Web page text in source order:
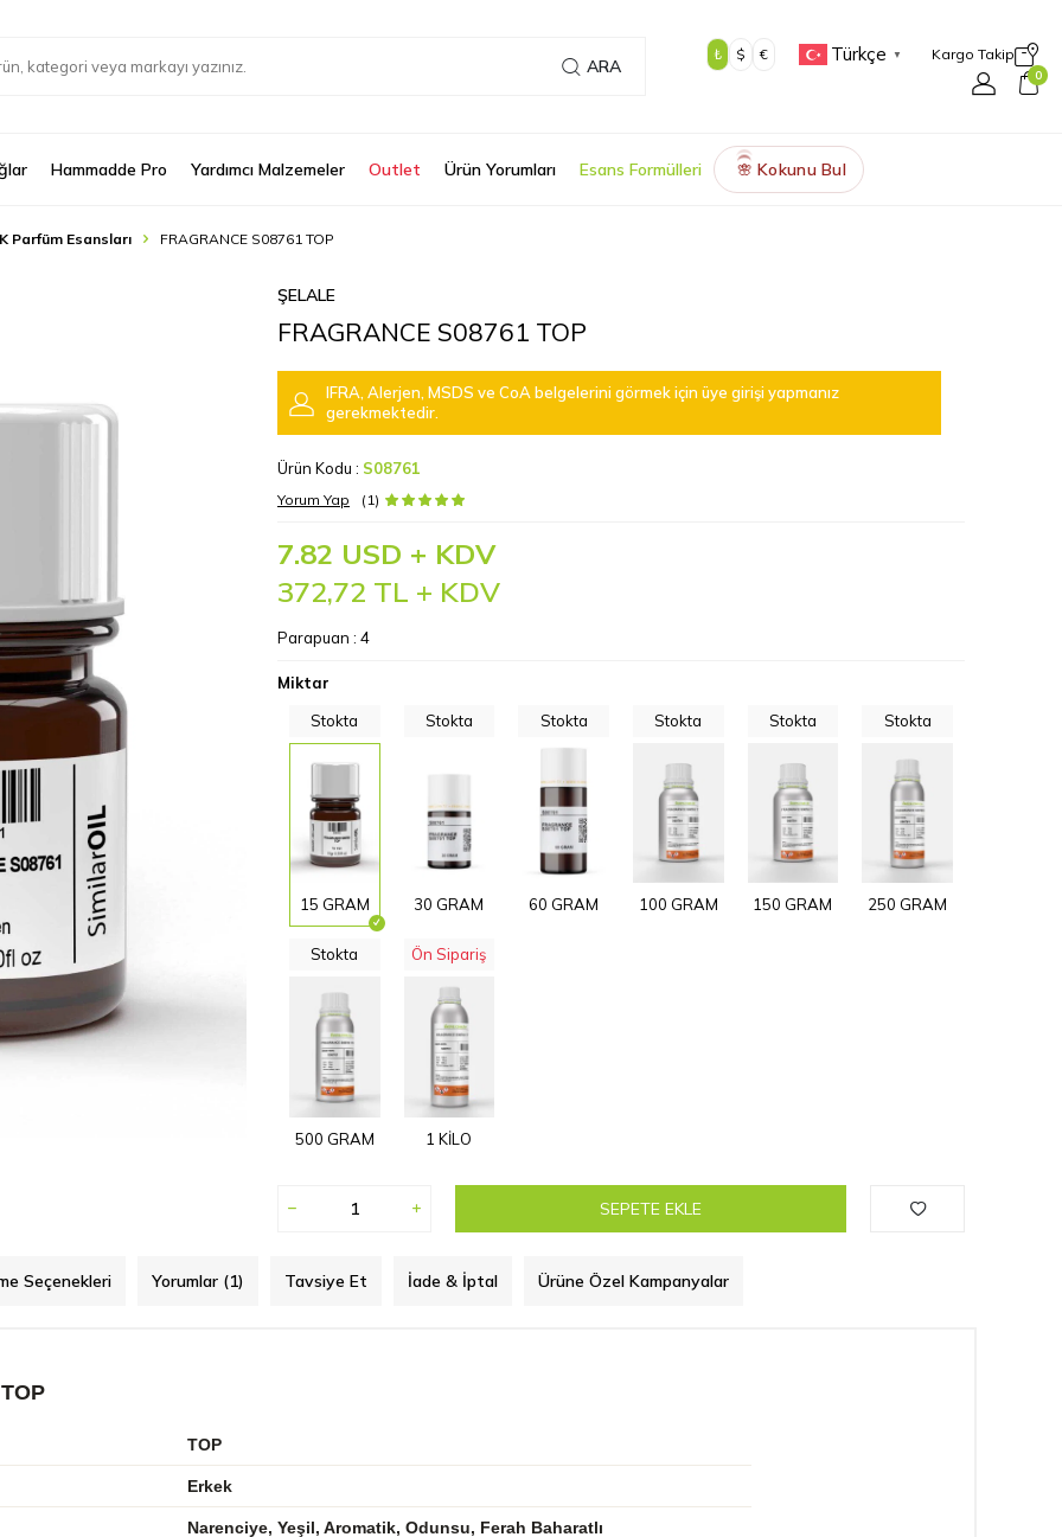
ARA
₺ $ € Türkçe ▼ Kargo Takip
0
Hammadde Pro Yardımcı Malzemeler Outlet Ürün Yorumları Esans Formülleri 🌸 Kokunu Bul
Parfüm Esansları FRAGRANCE S08761 TOP
ŞELALE
FRAGRANCE S08761 TOP
IFRA, Alerjen, MSDS ve CoA belgelerini görmek için üye girişi yapmanız
gerekmektedir.
Ürün Kodu : S08761
Yorum Yap (1)
7.82 USD + KDV
372,72 TL + KDV
Parapuan : 4
Miktar
Stokta
15 GRAM
Stokta
30 GRAM
Stokta
60 GRAM
Stokta
100 GRAM
Stokta
150 GRAM
Stokta
250 GRAM
Stokta
500 GRAM
Ön Sipariş
1 KİLO
SEPETE EKLE
Seçenekleri Yorumlar (1) Tavsiye Et İade & İptal Ürüne Özel Kampanyalar
TOP
Erkek
Narenciye, Yeşil, Aromatik, Odunsu, Ferah Baharatlı